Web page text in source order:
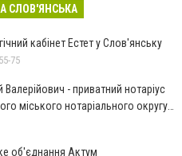
СЛОВ'ЯНСЬКА
кабінет Естет у Слов'янську
75
Валерійович - приватний нотаріус
міського нотаріального округу
об'єднання Актум